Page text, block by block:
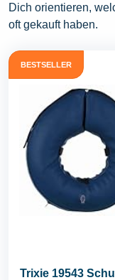
Dich orientieren,
oft gekauft haben.
BESTSELLER
Trixie 19543